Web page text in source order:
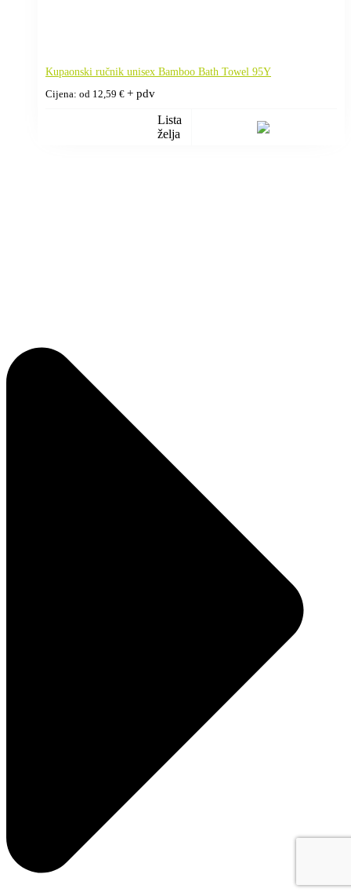
Kupaonski ručnik unisex Bamboo Bath Towel 95Y
Cijena: od 12,59 € + pdv
Lista
želja